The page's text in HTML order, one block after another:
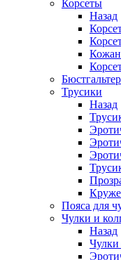
Корсеты
Назад
Трусики
Назад
Пояса для
Чулки и
Назад
Чулки